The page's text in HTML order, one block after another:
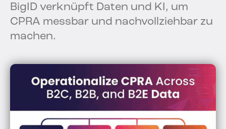
BigID verknüpft Daten und KI, um
CPRA messbar und nachvollziehbar zu
machen.